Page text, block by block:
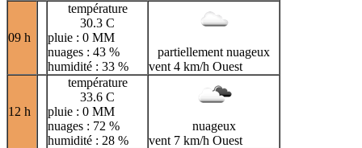
09 h
température
30.3 C
pluie : 0 MM
nuages : 43 %
humidité : 33 %
partiellement nuageux
vent 4 km/h Ouest
12 h
température
33.6 C
pluie : 0 MM
nuages : 72 %
humidité : 28 %
nuageux
vent 7 km/h Ouest